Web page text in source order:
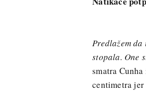
Predlažem
stopala. One
smatra
centimetra